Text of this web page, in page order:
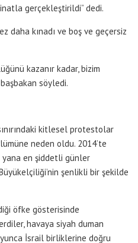
gerçekleştirildi” dedi.
daha kınadı ve boş ve geçersiz
kazanır kadar, bizim
söyledi.
kitlesel protestolar
neden oldu. 2014’te
yana en şiddetli günler
şenlikli bir şekilde
öfke gösterisinde
havaya siyah duman
İsrail birliklerine doğru